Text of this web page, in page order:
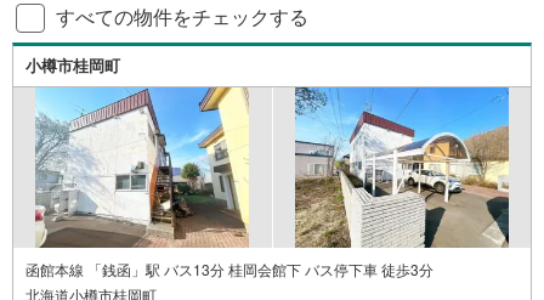
すべての物件をチェックする
小樽市桂岡町
函館本線 「銭函」駅 バス13分 桂岡会館下 バス停下車 徒歩3分
北海道小樽市桂岡町